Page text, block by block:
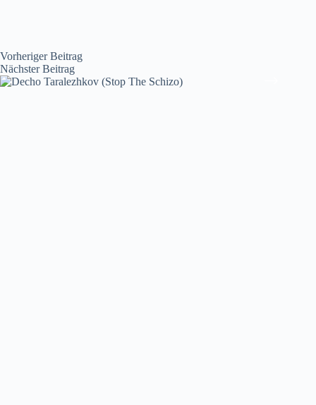
VorherigerBeitrag
NächsterBeitrag